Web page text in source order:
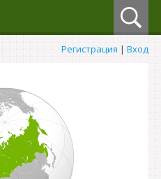
Регистрация | Вход